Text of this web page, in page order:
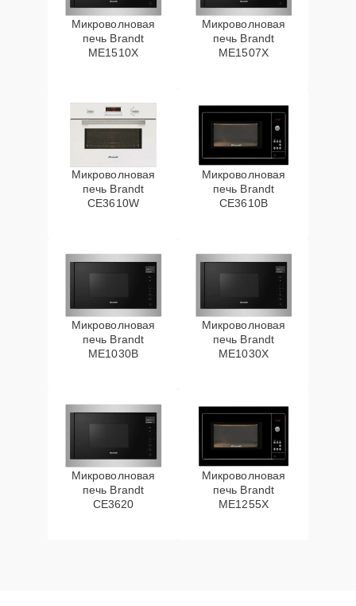
Микроволновая
печь Brandt
ME1510X
Микроволновая
печь Brandt
ME1507X
Микроволновая
печь Brandt
CE3610W
Микроволновая
печь Brandt
CE3610B
Микроволновая
печь Brandt
ME1030B
Микроволновая
печь Brandt
ME1030X
Микроволновая
печь Brandt
CE3620
Микроволновая
печь Brandt
ME1255X